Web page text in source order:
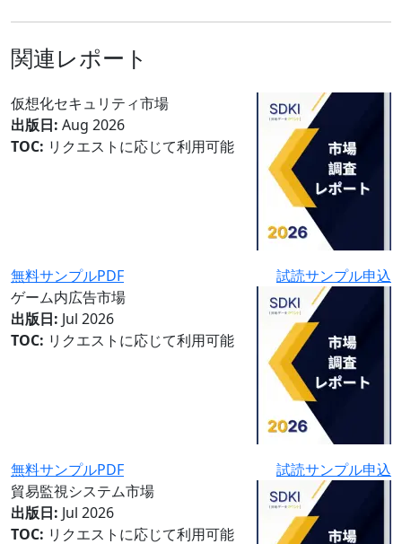
関連レポート
仮想化セキュリティ市場
出版日: Aug 2026
TOC: リクエストに応じて利用可能
無料サンプルPDF
試読サンプル申込
ゲーム内広告市場
出版日: Jul 2026
TOC: リクエストに応じて利用可能
無料サンプルPDF
試読サンプル申込
貿易監視システム市場
出版日: Jul 2026
TOC: リクエストに応じて利用可能